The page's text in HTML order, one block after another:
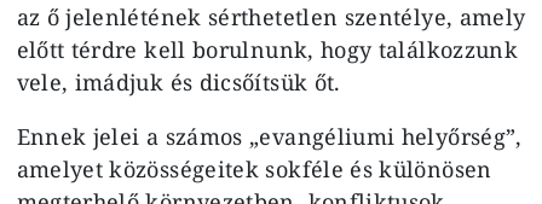
az ő jelenlétének sérthetetlen szentélye, amely
előtt térdre kell borulnunk, hogy találkozzunk
vele, imádjuk és dicsőítsük őt.
Ennek jelei a számos „evangéliumi helyőrség”,
amelyet közösségeitek sokféle és különösen